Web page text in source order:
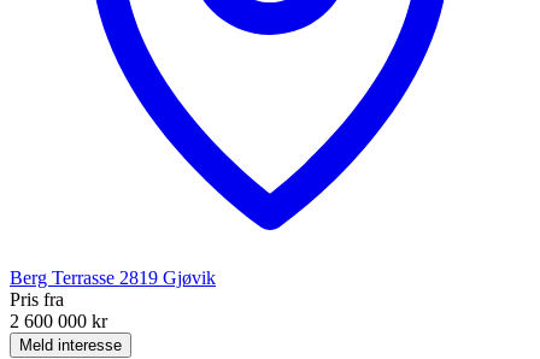
Berg Terrasse 2819 Gjøvik
Pris fra
2 600 000 kr
Meld interesse